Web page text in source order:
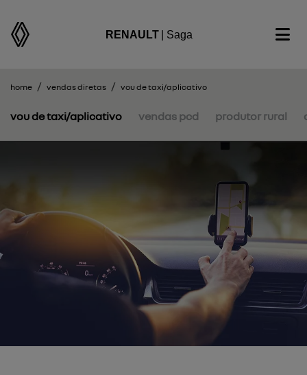
RENAULT | Saga
home vendas diretas vou de taxi/aplicativo
vendas pcd
vou de taxi/aplicativo produtor rural